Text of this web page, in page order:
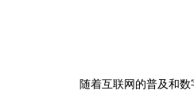
随着互联网的普及和